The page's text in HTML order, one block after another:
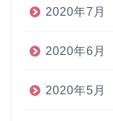
2020年7月
2020年6月
2020年5月